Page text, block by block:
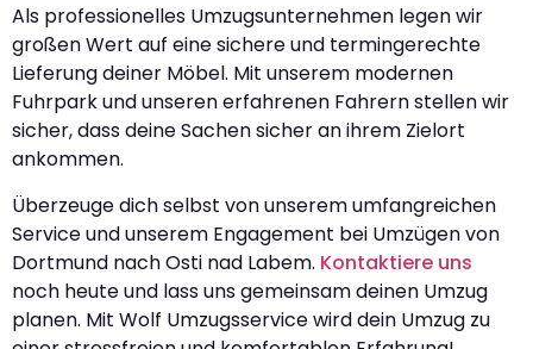
Als professionelles Umzugsunternehmen legen wir
großen Wert auf eine sichere und termingerechte
Lieferung deiner Möbel. Mit unserem modernen
Fuhrpark und unseren erfahrenen Fahrern stellen wir
sicher, dass deine Sachen sicher an ihrem Zielort
ankommen.
Überzeuge dich selbst von unserem umfangreichen
Service und unserem Engagement bei Umzügen von
Dortmund nach Osti nad Labem. Kontaktiere uns
noch heute und lass uns gemeinsam deinen Umzug
planen. Mit Wolf Umzugsservice wird dein Umzug zu